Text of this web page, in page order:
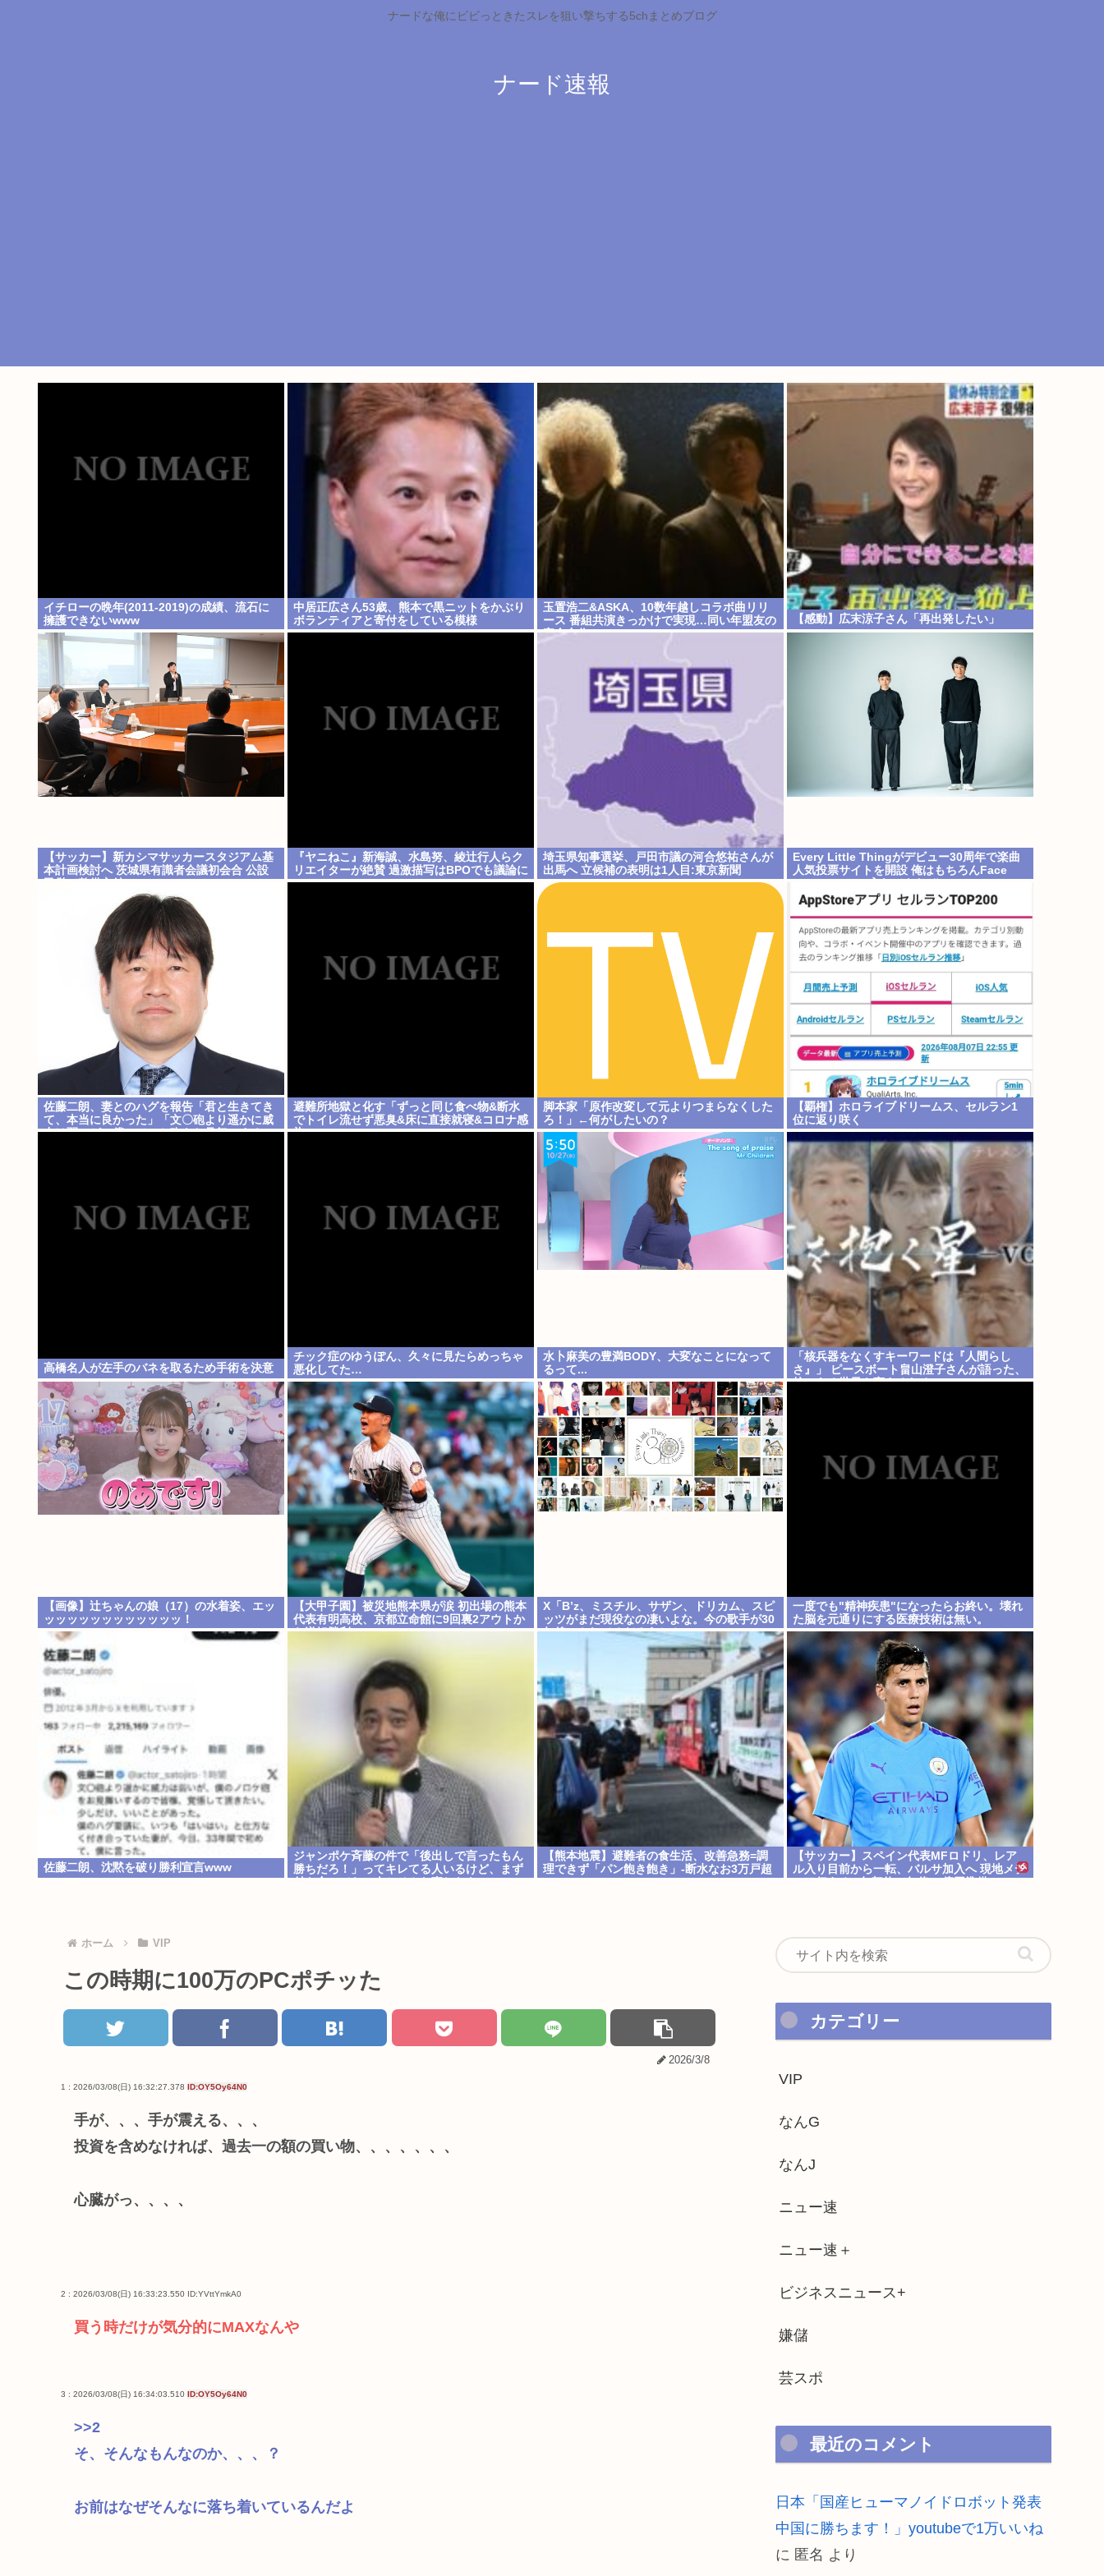
ナードな俺にビビっときたスレを狙い撃ちする5chまとめブログ
ナード速報
イチローの晩年(2011-2019)の成績、流石に
擁護できないwww
中居正広さん53歳、熊本で黒ニットをかぶり
ボランティアと寄付をしている模様
玉置浩二&ASKA、10数年越しコラボ曲リリ
ース 番組共演きっかけで実現…同い年盟友の
完全合作
【感動】広末涼子さん「再出発したい」
【サッカー】新カシマサッカースタジアム基
本計画検討へ 茨城県有識者会議初会合 公設
『ヤニねこ』新海誠、水島努、綾辻行人らク
リエイターが絶賛 過激描写はBPOでも議論に
埼玉県知事選挙、戸田市議の河合悠祐さんが
出馬へ 立候補の表明は1人目:東京新聞
Every Little Thingがデビュー30周年で楽曲
人気投票サイトを開設 俺はもちろんFace
佐藤二朗、妻とのハグを報告「君と生きてき
て、本当に良かった」「文〇砲より遥かに威
力は弱いが、僕のノロケ砲をお見舞いする」
避難所地獄と化す「ずっと同じ食べ物&断水
でトイレ流せず悪臭&床に直接就寝&コロナ感
染」
脚本家「原作改変して元よりつまらなくした
ろ！」←何がしたいの？
【覇権】ホロライブドリームス、セルラン1
位に返り咲く
WIWIWIWIWIWIWIWIWIWIWIWIWIWIWIWIW
IWI
高橋名人が左手のバネを取るため手術を決意
チック症のゆうぽん、久々に見たらめっちゃ
悪化してた…
水卜麻美の豊満BODY、大変なことになって
るって...
「核兵器をなくすキーワードは『人間らし
さ』」 ピースボート畠山澄子さんが語った、
核のある世界を変えるために
【画像】辻ちゃんの娘（17）の水着姿、エッ
ッッッッッッッッッッッッ！
【大甲子園】被災地熊本県が涙 初出場の熊本
代表有明高校、京都立命館に9回裏2アウトか
ら逆転勝利
X「B’z、ミスチル、サザン、ドリカム、スピ
ッツがまだ現役なの凄いよな。今の歌手が30
年後にやれてるだろうか？」
一度でも"精神疾患"になったらお終い。壊れ
た脳を元通りにする医療技術は無い。
佐藤二朗、沈黙を破り勝利宣言www
ジャンポケ斉藤の件で「後出しで言ったもん
勝ちだろ！」ってキレてる人いるけど、まず
【熊本地震】避難者の食生活、改善急務=調
理できず「パン飽き飽き」-断水なお3万戸超
【サッカー】スペイン代表MFロドリ、レア
ル入り目前から一転、バルサ加入へ 現地メデ
ホーム VIP
この時期に100万のPCポチッた
2026/3/8
1 : 2026/03/08(日) 16:32:27.378 ID:OY5Oy64N0
手が、、、手が震える、、、
投資を含めなければ、過去一の額の買い物、、、、、、、
心臓がっ、、、、
2 : 2026/03/08(日) 16:33:23.550 ID:YVttYmkA0
買う時だけが気分的にMAXなんや
3 : 2026/03/08(日) 16:34:03.510 ID:OY5Oy64N0
>>2
そ、そんなもんなのか、、、？
お前はなぜそんなに落ち着いているんだよ
カテゴリー
VIP
なんG
なんJ
ニュー速
ニュー速＋
ビジネスニュース+
嫌儲
芸スポ
最近のコメント
日本「国産ヒューマノイドロボット発表
中国に勝ちます！」youtubeで1万いいね
に 匿名 より